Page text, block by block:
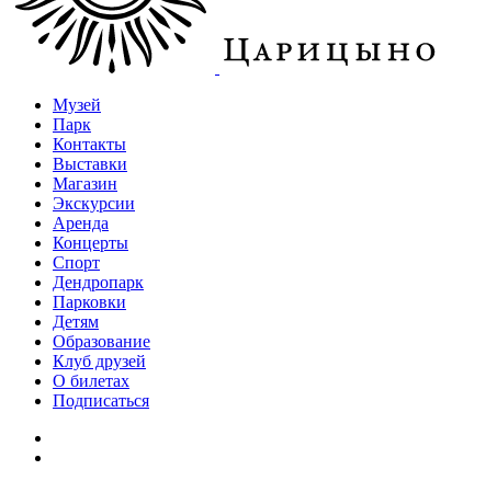
Музей
Парк
Контакты
Выставки
Магазин
Экскурсии
Аренда
Концерты
Спорт
Дендропарк
Парковки
Детям
Образование
Клуб друзей
О билетах
Подписаться